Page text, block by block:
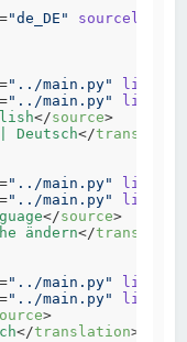
="de_DE"
="../main.py" line
="../main.py" line
</source>
Deutsch</
="../main.py" line
="../main.py" line
</source>
ändern</
="../main.py" line
="../main.py" line
>
</translation>